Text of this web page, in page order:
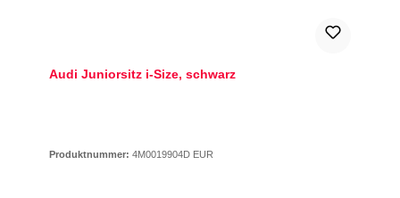
Audi Juniorsitz i-Size, schwarz
Produktnummer: 4M0019904D EUR